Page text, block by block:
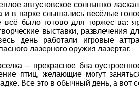
августовское солнышко
и в парке слышались весёлые
всё было готово для торжества:
выставки, развлечения
день работали игровые
лазерного оружия лазертаг.
– прекрасное
птиц, желающие могут
Все это в обычный день, а вот